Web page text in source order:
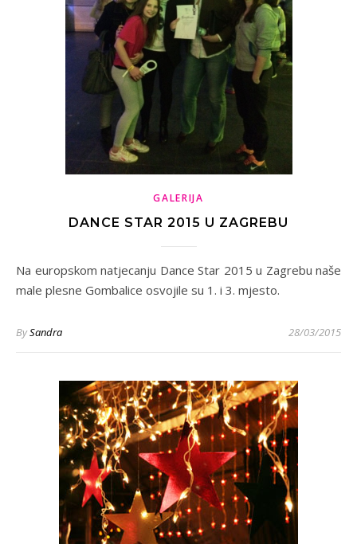
GALERIJA
DANCE STAR 2015 U ZAGREBU
Na europskom natjecanju Dance Star 2015 u Zagrebu naše
male plesne Gombalice osvojile su 1. i 3. mjesto.
BySandra 28/03/2015